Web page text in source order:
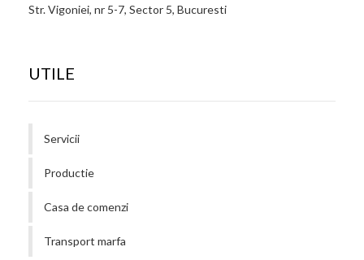
Str. Vigoniei, nr 5-7, Sector 5, Bucuresti
UTILE
Servicii
Productie
Casa de comenzi
Transport marfa